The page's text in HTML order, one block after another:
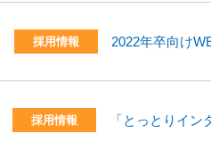
採用情報 2022年卒向け
採用情報 「とっとりイ